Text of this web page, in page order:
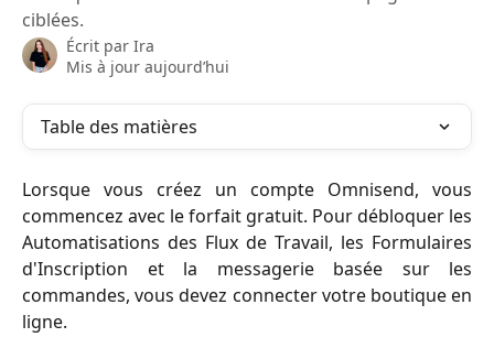
ciblées.
Écrit par Ira
Mis à jour aujourd’hui
Table des matières
Lorsque vous créez un compte Omnisend, vous
commencez avec le forfait gratuit. Pour débloquer les
Automatisations des Flux de Travail, les Formulaires
d'Inscription et la messagerie basée sur les
commandes, vous devez connecter votre boutique en
ligne.